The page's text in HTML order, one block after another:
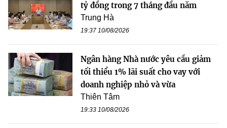
tỷ đồng trong 7 tháng đầu năm
Trung Hà
19:37 10/08/2026
Ngân hàng Nhà nước yêu cầu giảm
tối thiểu 1% lãi suất cho vay với
doanh nghiệp nhỏ và vừa
Thiên Tâm
19:33 10/08/2026